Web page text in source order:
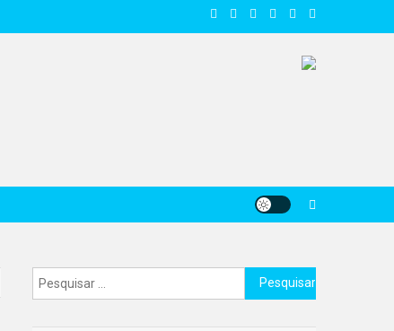
Pesquisar
por: